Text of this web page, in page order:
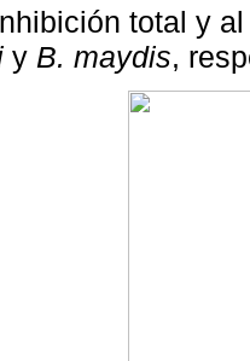
total y
y B. maydis,